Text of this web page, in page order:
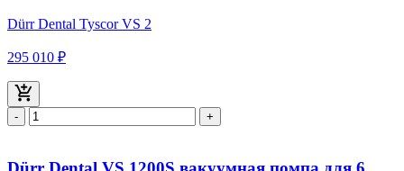
Dürr Dental Tyscor VS 2
295 010 ₽
- +